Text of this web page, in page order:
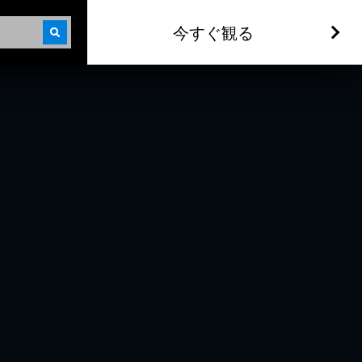
今すぐ観る